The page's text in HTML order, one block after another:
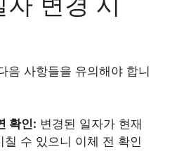
음 사항들을 유의해야 합니
확인: 변경된 일자가 현재
칠 수 있으니 이체 전 확인